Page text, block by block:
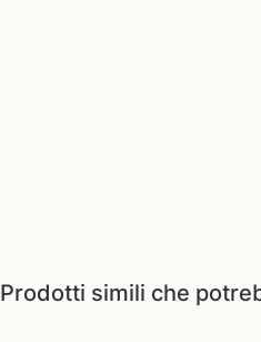
Prodotti simili che